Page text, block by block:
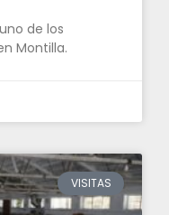
de los
Montilla.
VISITAS